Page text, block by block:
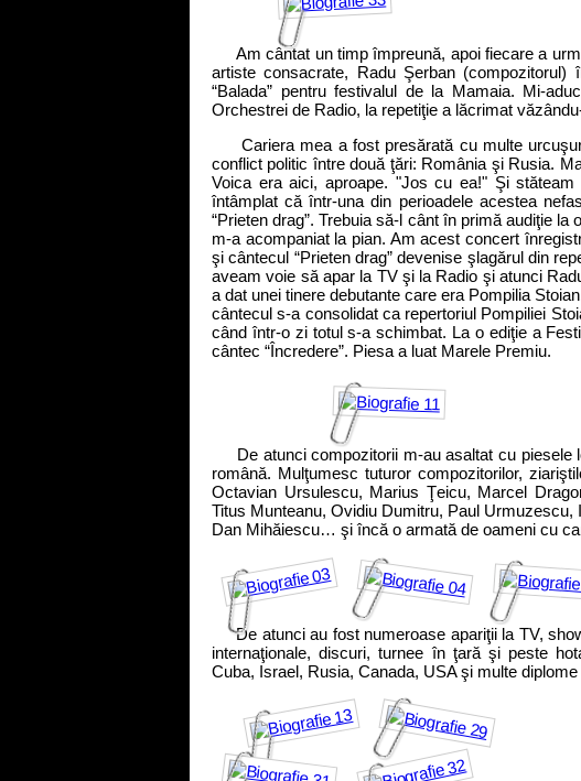
Am cântat un timp împreună, apoi fiecare a
artiste consacrate, Radu Şerban
“Balada” pentru festivalul de la Mamaia. Mi-
Orchestrei de Radio, la repetiţie a lăcrimat
Cariera mea a fost presărată cu multe
conflict politic între două ţări: România şi Rusia.
Voica era aici, aproape. "Jos cu ea!" Şi
întâmplat că într-una din perioadele acestea
“Prieten drag”. Trebuia să-l cânt în primă audiţie
m-a acompaniat la pian. Am acest concert
şi cântecul “Prieten drag” devenise şlagărul din
aveam voie să apar la TV şi la Radio şi atunci
a dat unei tinere debutante care era Pompilia
cântecul s-a consolidat ca repertoriul Pompiliei
când într-o zi totul s-a schimbat. La o ediţie a
cântec “Încredere”. Piesa a luat Marele Premiu.
De atunci compozitorii m-au asaltat cu piesele
română. Mulţumesc tuturor compozitorilor,
Octavian Ursulescu, Marius Ţeicu, Marcel
Titus Munteanu, Ovidiu Dumitru, Paul Urmuzescu,
Dan Mihăiescu… şi încă o armată de oameni cu
De atunci au fost numeroase apariţii la TV,
internaţionale, discuri, turnee în ţară şi peste
Cuba, Israel, Rusia, Canada, USA şi multe